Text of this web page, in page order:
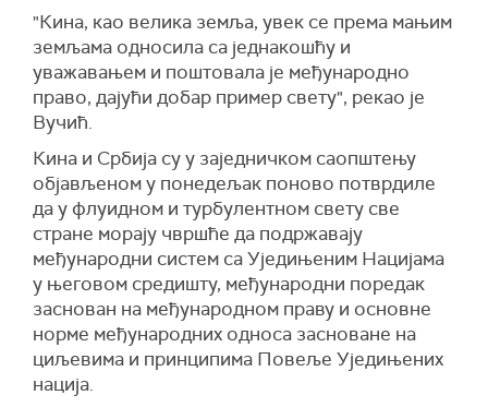
"Кина, као велика земља, увек се према мањим
земљама односила са једнакошћу и
уважавањем и поштовала је међународно
право, дајући добар пример свету", рекао је
Вучић.
Кина и Србија су у заједничком саопштењу
објављеном у понедељак поново потврдиле
да у флуидном и турбулентном свету све
стране морају чвршће да подржавају
међународни систем са Уједињеним Нацијама
у његовом средишту, међународни поредак
заснован на међународном праву и основне
норме међународних односа засноване на
циљевима и принципима Повеље Уједињених
нација.